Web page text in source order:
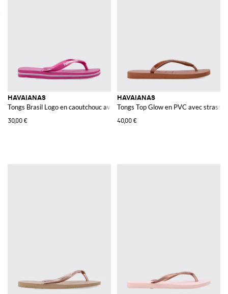
HAVAIANAS
Tongs Brasil Logo en caoutchouc avec logo en relief sur la bride
30,00 €
HAVAIANAS
Tongs Top Glow en PVC avec strass
40,00 €